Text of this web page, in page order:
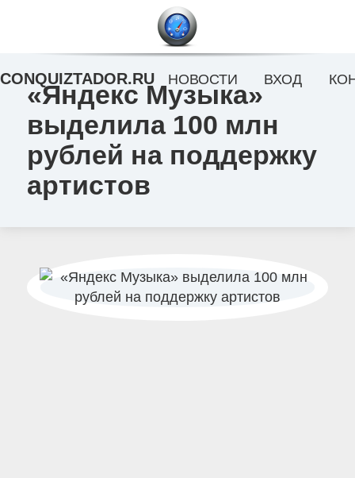
«Яндекс Музыка»
выделила 100 млн
рублей на поддержку
артистов
CONQUIZTADOR.RU НОВОСТИ ВХОД